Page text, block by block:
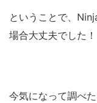
ということで、
場合大丈夫でした！
今気になって調べ